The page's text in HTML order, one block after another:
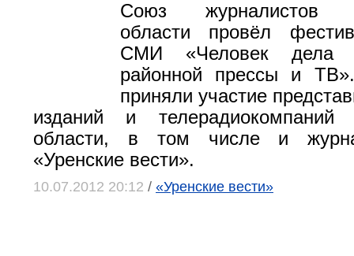
Союз журналистов
области провёл
СМИ «Человек дела
районной прессы и
приняли участие
изданий и телерадиокомпаний
области, в том числе и
«Уренские вести».
10.07.2012 20:12 / «Уренские вести»